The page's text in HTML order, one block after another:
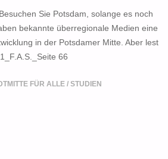
Sie Potsdam, solange es noch
bekannte überregionale Medien eine
in der Potsdamer Mitte. Aber lest
66
FÜR ALLE/ STUDIEN